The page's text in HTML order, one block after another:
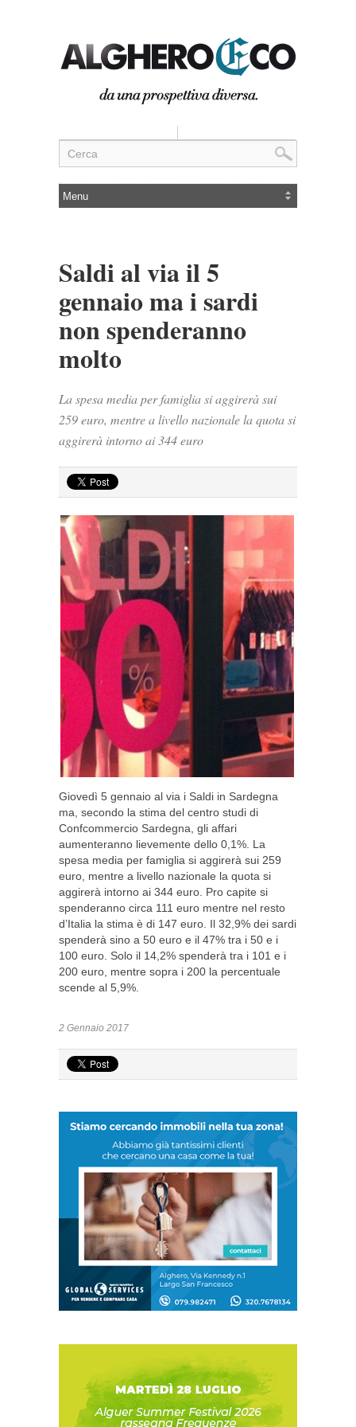
Saldi al via il 5
gennaio ma i sardi
non spenderanno
molto
La spesa media per famiglia si aggirerà sui
259 euro, mentre a livello nazionale la quota si
aggirerà intorno ai 344 euro
Giovedì 5 gennaio al via i Saldi in Sardegna
ma, secondo la stima del centro studi di
Confcommercio Sardegna, gli affari
aumenteranno lievemente dello 0,1%. La
spesa media per famiglia si aggirerà sui 259
euro, mentre a livello nazionale la quota si
aggirerà intorno ai 344 euro. Pro capite si
spenderanno circa 111 euro mentre nel resto
d’Italia la stima è di 147 euro. Il 32,9% dei sardi
spenderà sino a 50 euro e il 47% tra i 50 e i
100 euro. Solo il 14,2% spenderà tra i 101 e i
200 euro, mentre sopra i 200 la percentuale
scende al 5,9%.
2 Gennaio 2017